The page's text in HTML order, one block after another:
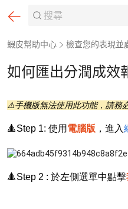
蝦皮幫助中心 檢查您的表現並
如何匯出分潤成效
⚠️手機版無法使用此功能，請務
🔺Step 1: 使用 電腦版 ，進入
🔺Step 2 : 於左側選單中點擊